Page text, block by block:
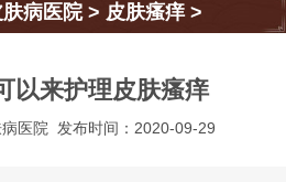
病医院> 皮肤瘙痒>
以来护理皮肤瘙痒
医院 发布时间：2020-09-29